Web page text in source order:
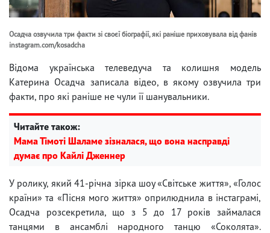
Осадча озвучила три факти зі своєї біографії, які раніше приховувала від фанів
instagram.com/kosadcha
Відома українська телеведуча та колишня модель
Катерина Осадча записала відео, в якому озвучила три
факти, про які раніше не чули її шанувальники.
Читайте також:
Мама Тімоті Шаламе зізналася, що вона насправді
думає про Кайлі Дженнер
У ролику, який 41-річна зірка шоу «Світське життя», «Голос
країни» та «Пісня мого життя» оприлюднила в інстаграмі,
Осадча розсекретила, що з 5 до 17 років займалася
танцями в ансамблі народного танцю «Соколята».